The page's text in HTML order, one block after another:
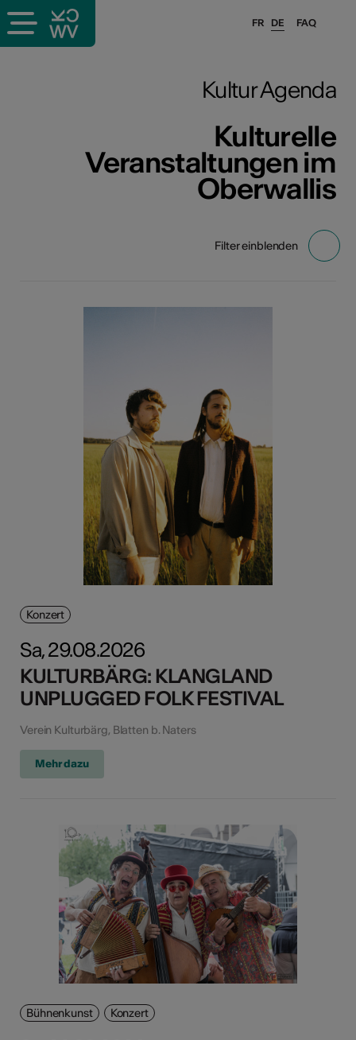
FAQ
FR DE
Kultur Agenda
Kulturelle
Veranstaltungen im
Oberwallis
Filter einblenden
Konzert
Sa, 29.08.2026
KULTURBÄRG: KLANGLAND
UNPLUGGED FOLK FESTIVAL
Verein Kulturbärg, Blatten b. Naters
Mehr dazu
Bühnenkunst Konzert